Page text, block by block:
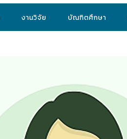
งานวิจัย บัณฑิตศึกษา